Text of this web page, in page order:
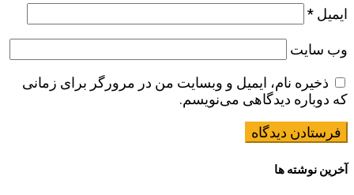
ایمیل *
وب‌ سایت
ذخیره نام، ایمیل و وبسایت من در مرورگر برای زمانی
که دوباره دیدگاهی می‌نویسم.
آخرین نوشته ها